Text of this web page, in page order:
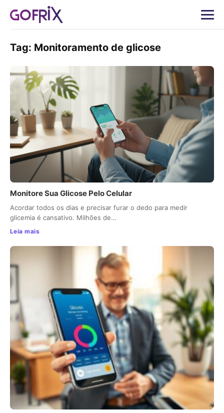
Tag: Monitoramento de glicose
Monitore Sua Glicose Pelo Celular
Acordar todos os dias e precisar furar o dedo para medir
glicemia é cansativo. Milhões de…
Leia mais